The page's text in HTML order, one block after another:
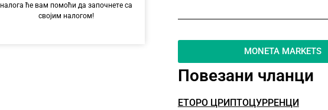
налога ће вам помоћи да започнете са
својим налогом!
MONETA MARKETS
Повезани чланци
ЕТОРО ЦРИПТОЦУРРЕНЦИ